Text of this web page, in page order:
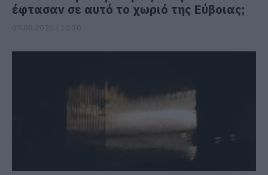
έφτασαν σε αυτό το χωριό της Εύβοιας;